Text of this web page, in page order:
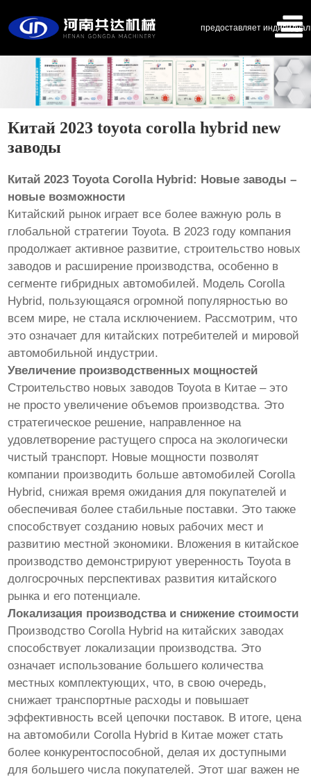
предоставляет
Китай 2023 toyota corolla hybrid new
заводы
Китай 2023 Toyota Corolla Hybrid: Новые заводы –
новые возможности
Китайский рынок играет все более важную роль в
глобальной стратегии Toyota. В 2023 году компания
продолжает активное развитие, строительство новых
заводов и расширение производства, особенно в
сегменте гибридных автомобилей. Модель Corolla
Hybrid, пользующаяся огромной популярностью во
всем мире, не стала исключением. Рассмотрим, что
это означает для китайских потребителей и мировой
автомобильной индустрии.
Увеличение производственных мощностей
Строительство новых заводов Toyota в Китае – это
не просто увеличение объемов производства. Это
стратегическое решение, направленное на
удовлетворение растущего спроса на экологически
чистый транспорт. Новые мощности позволят
компании производить больше автомобилей Corolla
Hybrid, снижая время ожидания для покупателей и
обеспечивая более стабильные поставки. Это также
способствует созданию новых рабочих мест и
развитию местной экономики. Вложения в китайское
производство демонстрируют уверенность Toyota в
долгосрочных перспективах развития китайского
рынка и его потенциале.
Локализация производства и снижение стоимости
Производство Corolla Hybrid на китайских заводах
способствует локализации производства. Это
означает использование большего количества
местных комплектующих, что, в свою очередь,
снижает транспортные расходы и повышает
эффективность всей цепочки поставок. В итоге, цена
на автомобили Corolla Hybrid в Китае может стать
более конкурентоспособной, делая их доступными
для большего числа покупателей. Этот шаг важен не